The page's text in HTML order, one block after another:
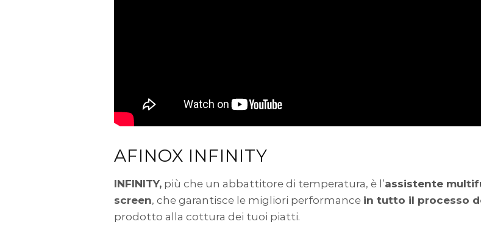
AFINOX INFINITY
INFINITY, più che un abbattitore di temperatura, è l’assistente
screen, che garantisce le migliori performance in tutto il processo
prodotto alla cottura dei tuoi piatti.